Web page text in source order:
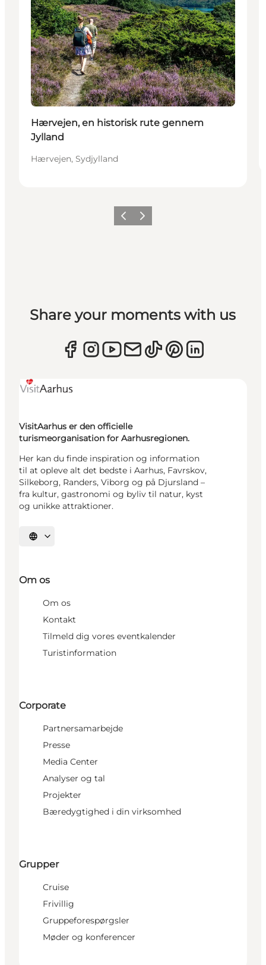
Hærvejen, en historisk rute gennem
Jylland
Hærvejen, Sydjylland
ForrigeNæste
Share your moments with us
VisitAarhus er den officielle
turismeorganisation for Aarhusregionen.
Her kan du finde inspiration og information
til at opleve alt det bedste i Aarhus, Favrskov,
Silkeborg, Randers, Viborg og på Djursland –
fra kultur, gastronomi og byliv til natur, kyst
og unikke attraktioner.
Vælg sprog
Om os
Om os
Kontakt
Tilmeld dig vores eventkalender
Turistinformation
Corporate
Partnersamarbejde
Presse
Media Center
Analyser og tal
Projekter
Bæredygtighed i din virksomhed
Grupper
Cruise
Frivillig
Gruppeforespørgsler
Møder og konferencer